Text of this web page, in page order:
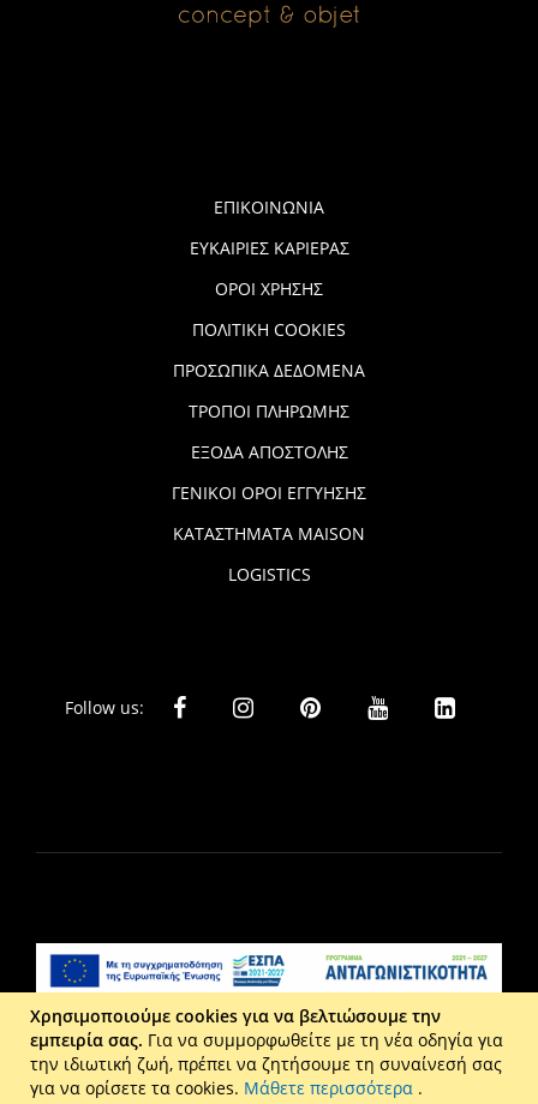
ΕΠΙΚΟΙΝΩΝΙΑ
ΕΥΚΑΙΡΙΕΣ ΚΑΡΙΕΡΑΣ
ΟΡΟΙ ΧΡΗΣΗΣ
ΠΟΛΙΤΙΚΗ COOKIES
ΠΡΟΣΩΠΙΚΑ ΔΕΔΟΜΕΝΑ
ΤΡΟΠΟΙ ΠΛΗΡΩΜΗΣ
ΕΞΟΔΑ ΑΠΟΣΤΟΛΗΣ
ΓΕΝΙΚΟΙ ΟΡΟΙ ΕΓΓΥΗΣΗΣ
ΚΑΤΑΣΤΗΜΑΤΑ MAISON
LOGISTICS
Follow us:
Liberta Ε.Π.Ε. - Τ: 2610 201 800 - Ε: eshop@maison.gr -
Γ.Ε.ΜΗ : 036110316000
Χρησιμοποιούμε cookies για να βελτιώσουμε την
εμπειρία σας. Για να συμμορφωθείτε με τη νέα οδηγία για
την ιδιωτική ζωή, πρέπει να ζητήσουμε τη συναίνεσή σας
για να ορίσετε τα cookies. Μάθετε περισσότερα .